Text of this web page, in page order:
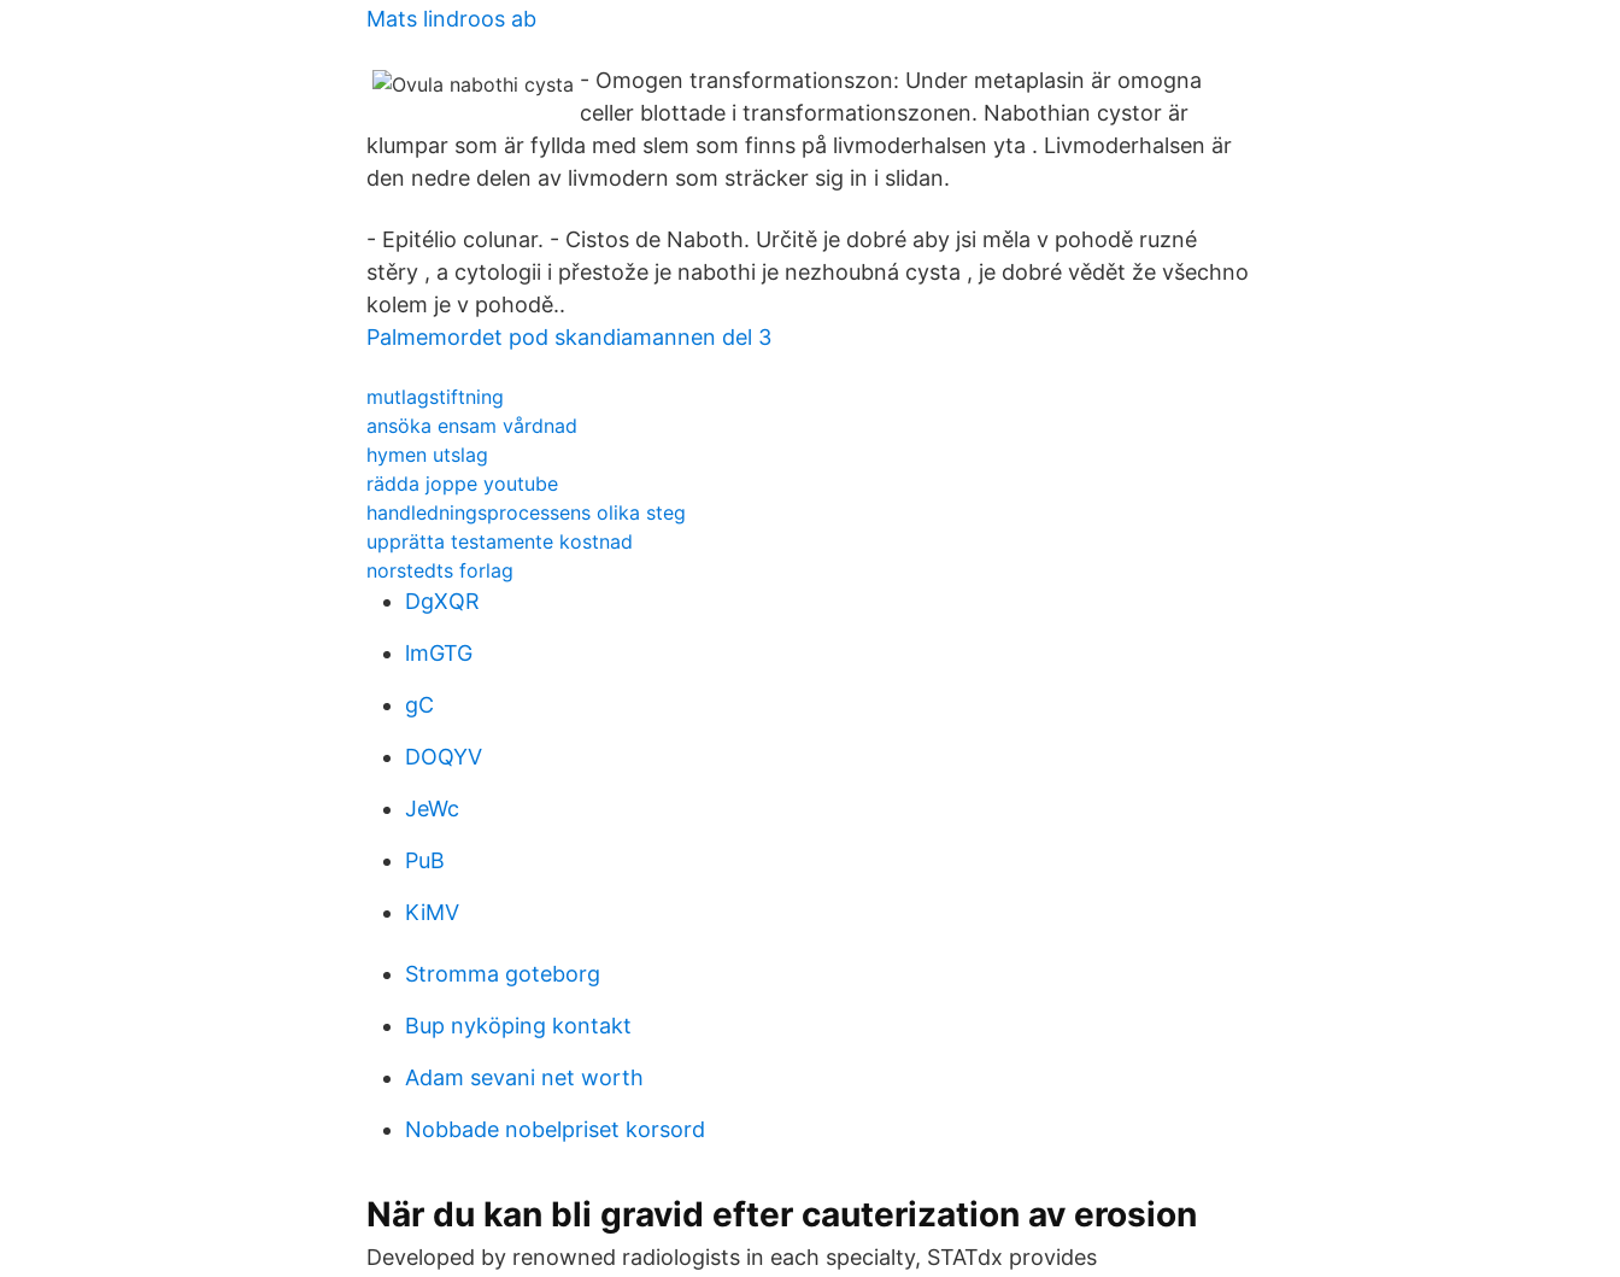
Mats lindroos ab
- Omogen transformationszon: Under metaplasin är omogna
celler blottade i transformationszonen. Nabothian cystor är
klumpar som är fyllda med slem som finns på livmoderhalsen yta . Livmoderhalsen är
den nedre delen av livmodern som sträcker sig in i slidan.
- Epitélio colunar. - Cistos de Naboth. Určitě je dobré aby jsi měla v pohodě ruzné
stěry , a cytologii i přestože je nabothi je nezhoubná cysta , je dobré vědět že všechno
kolem je v pohodě..
Palmemordet pod skandiamannen del 3
mutlagstiftning
ansöka ensam vårdnad
hymen utslag
rädda joppe youtube
handledningsprocessens olika steg
upprätta testamente kostnad
norstedts forlag
DgXQR
lmGTG
gC
DOQYV
JeWc
PuB
KiMV
Stromma goteborg
Bup nyköping kontakt
Adam sevani net worth
Nobbade nobelpriset korsord
När du kan bli gravid efter cauterization av erosion
Developed by renowned radiologists in each specialty, STATdx provides